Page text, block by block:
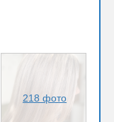
218 фото